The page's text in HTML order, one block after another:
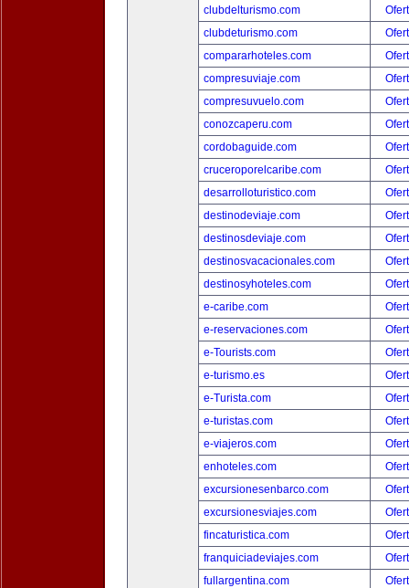
clubdelturismo.com
clubdeturismo.com
compararhoteles.com
compresuviaje.com
compresuvuelo.com
conozcaperu.com
cordobaguide.com
cruceroporelcaribe.com
desarrolloturistico.com
destinodeviaje.com
destinosdeviaje.com
destinosvacacionales.com
destinosyhoteles.com
e-caribe.com
e-reservaciones.com
e-Tourists.com
e-turismo.es
e-Turista.com
e-turistas.com
e-viajeros.com
enhoteles.com
excursionesenbarco.com
excursionesviajes.com
fincaturistica.com
franquiciadeviajes.com
fullargentina.com